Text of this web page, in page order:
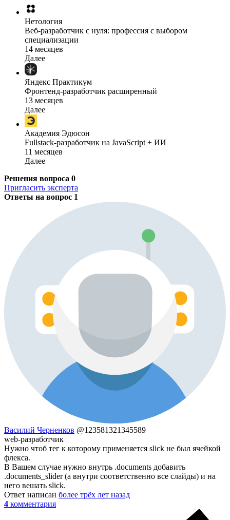
Нетология
Веб-разработчик с нуля: профессия с выбором
специализации
14 месяцев
Далее
Яндекс Практикум
Фронтенд-разработчик расширенный
13 месяцев
Далее
Академия Эдюсон
Fullstack-разработчик на JavaScript + ИИ
11 месяцев
Далее
Решения вопроса 0
Пригласить эксперта
Ответы на вопрос 1
Василий Черненков @123581321345589
web-разработчик
Нужно чтоб тег к которому применяется slick не был ячейкой
флекса.
В Вашем случае нужно внутрь .documents добавить
.documents_slider (а внутри соответственно все слайды) и на
него вешать slick.
Ответ написан более трёх лет назад
4 комментария